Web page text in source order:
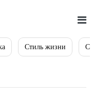
Стиль жизни